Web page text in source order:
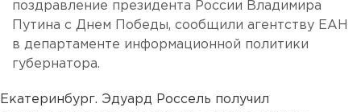
поздравление президента России Владимира
Путина с Днем Победы, сообщили агентству ЕАН
в департаменте информационной политики
губернатора.
Екатеринбург. Эдуард Россель получил